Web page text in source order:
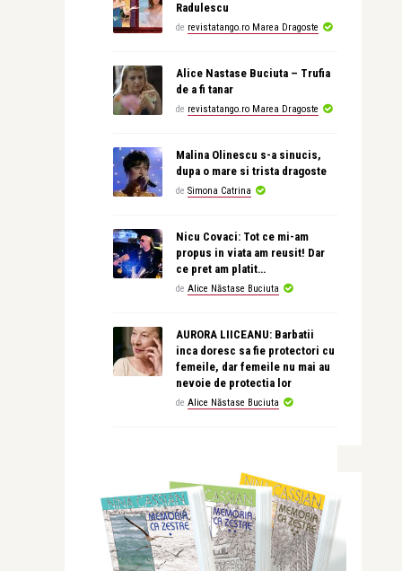
Radulescu
de revistatango.ro Marea Dragoste
Alice Nastase Buciuta – Trufia
de a fi tanar
de revistatango.ro Marea Dragoste
Malina Olinescu s-a sinucis,
dupa o mare si trista dragoste
de Simona Catrina
Nicu Covaci: Tot ce mi-am
propus in viata am reusit! Dar
ce pret am platit…
de Alice Năstase Buciuta
AURORA LIICEANU: Barbatii
inca doresc sa fie protectori cu
femeile, dar femeile nu mai au
nevoie de protectia lor
de Alice Năstase Buciuta